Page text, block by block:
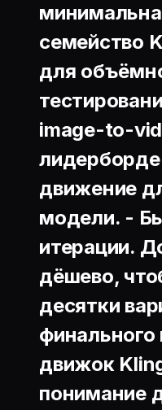
семейство
для
image-to-
движение
модели. -
итерации.
дёшево,
десятки
движок
понимание